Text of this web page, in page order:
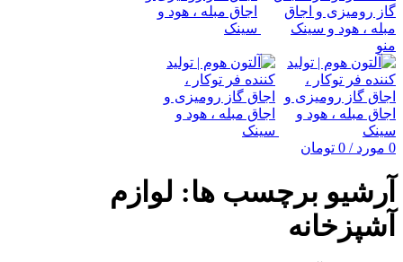
منو
0 مورد/
0 تومان
آرشیو برچسب ها: لوازم
آشپزخانه